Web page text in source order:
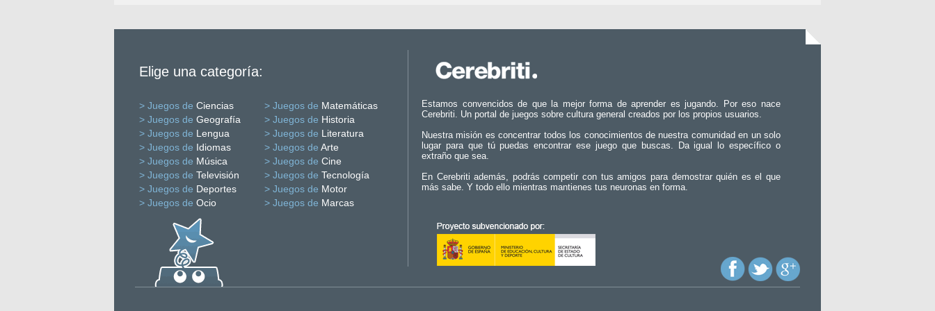
Elige una categoría:
> Juegos de Ciencias > Juegos de Matemáticas
> Juegos de Geografía > Juegos de Historia
> Juegos de Lengua > Juegos de Literatura
> Juegos de Idiomas > Juegos de Arte
> Juegos de Música > Juegos de Cine
> Juegos de Televisión > Juegos de Tecnología
> Juegos de Deportes > Juegos de Motor
> Juegos de Ocio > Juegos de Marcas
Estamos convencidos de que la mejor forma de aprender es jugando. Por eso nace
Cerebriti. Un portal de juegos sobre cultura general creados por los propios usuarios.
Nuestra misión es concentrar todos los conocimientos de nuestra comunidad en un solo
lugar para que tú puedas encontrar ese juego que buscas. Da igual lo específico o
extraño que sea.
En Cerebriti además, podrás competir con tus amigos para demostrar quién es el que
más sabe. Y todo ello mientras mantienes tus neuronas en forma.